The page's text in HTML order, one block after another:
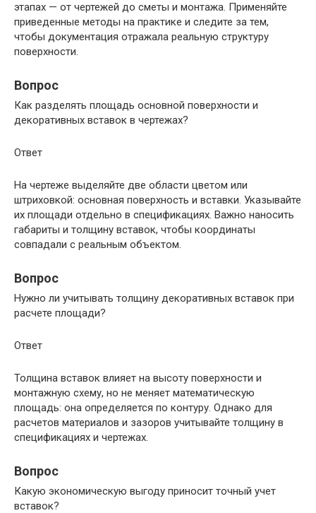
этапах — от чертежей до сметы и монтажа. Применяйте
приведенные методы на практике и следите за тем,
чтобы документация отражала реальную структуру
поверхности.
Вопрос
Как разделять площадь основной поверхности и
декоративных вставок в чертежах?
Ответ
На чертеже выделяйте две области цветом или
штриховкой: основная поверхность и вставки. Указывайте
их площади отдельно в спецификациях. Важно наносить
габариты и толщину вставок, чтобы координаты
совпадали с реальным объектом.
Вопрос
Нужно ли учитывать толщину декоративных вставок при
расчете площади?
Ответ
Толщина вставок влияет на высоту поверхности и
монтажную схему, но не меняет математическую
площадь: она определяется по контуру. Однако для
расчетов материалов и зазоров учитывайте толщину в
спецификациях и чертежах.
Вопрос
Какую экономическую выгоду приносит точный учет
вставок?